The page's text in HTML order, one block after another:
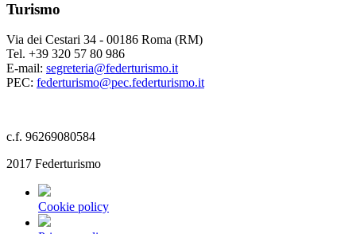
Turismo
Via dei Cestari 34 - 00186 Roma (RM)
Tel. +39 320 57 80 986
E-mail: segreteria@federturismo.it
PEC: federturismo@pec.federturismo.it
c.f. 96269080584
2017 Federturismo
Cookie policy